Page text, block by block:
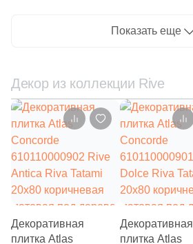
Vallelunga (17)
Versace ( 4 )
Villeroy&Boch (
Vitra (12)
Zikkurat (1 )
Нефрит Керамика ( )
Показать еще
Декор из коллекции Rive
Декоративная
плитка Atlas
Декоративная
плитка Atlas